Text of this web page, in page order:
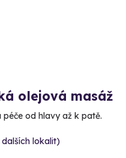
olejová masáž
péče od hlavy až k patě.
dalších lokalit)